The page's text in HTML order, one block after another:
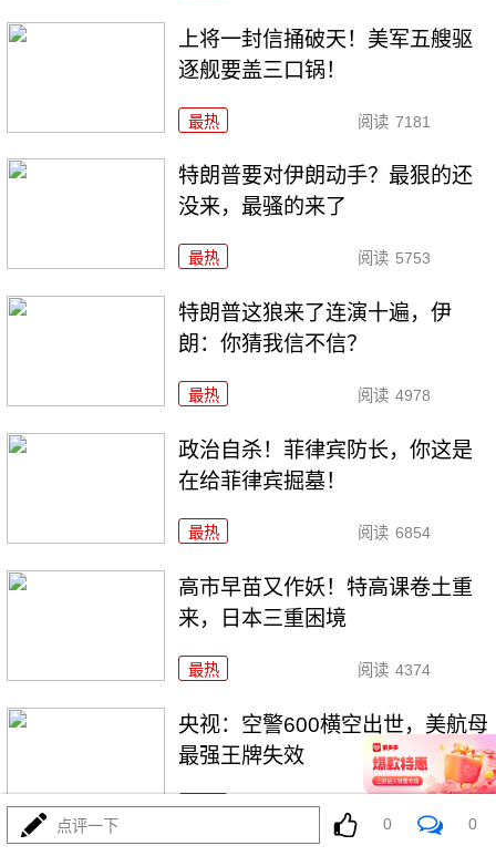
上将一封信捅破天！美军五艘驱
逐舰要盖三口锅！
最热 阅读 7181
特朗普要对伊朗动手？最狠的还
没来，最骚的来了
最热 阅读 5753
特朗普这狼来了连演十遍，伊
朗：你猜我信不信？
最热 阅读 4978
政治自杀！菲律宾防长，你这是
在给菲律宾掘墓！
最热 阅读 6854
高市早苗又作妖！特高课卷土重
来，日本三重困境
最热 阅读 4374
央视：空警600横空出世，美航母
最强王牌失效
最热
点评一下 0 0